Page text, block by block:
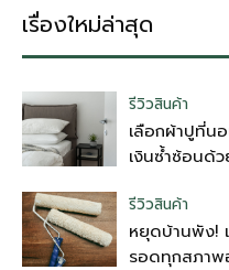
เรื่องใหม่ล่าสุด
รีวิวสินค้า
เลือกผ้าปูที่น
เงินซ้ำซ้อนด้
รีวิวสินค้า
หยุดบ้านพัง!
รอดทุกสภาพ